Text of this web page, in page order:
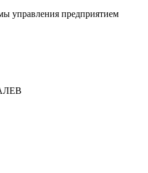
управления предприятием